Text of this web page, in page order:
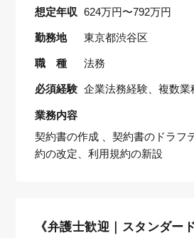
想定年収 624万円〜792万円
勤務地 東京都渋谷区
職 種 法務
必須経験 企業法務経験、複数業
業務内容
契約書の作成 、契約書のドラフ
約の改定、利用規約の新設
《弁護士歓迎｜スタンダー